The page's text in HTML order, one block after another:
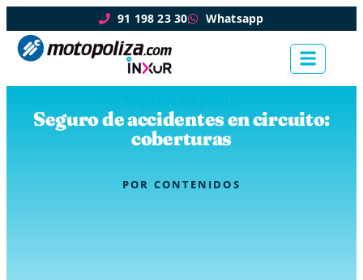
91 198 23 30 Whatsapp
Seguro de accidentes en circuito:
coberturas
POR CONTENIDOS